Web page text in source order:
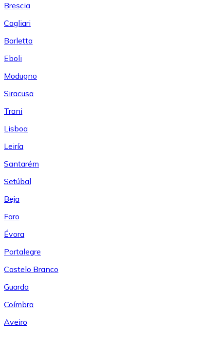
Brescia
Cagliari
Barletta
Eboli
Modugno
Siracusa
Trani
Lisboa
Leiría
Santarém
Setúbal
Beja
Faro
Évora
Portalegre
Castelo Branco
Guarda
Coímbra
Aveiro